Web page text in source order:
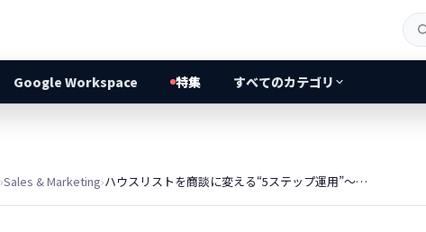
Google Workspace 特集 すべてのカテゴリ
›Sales & Marketing› ハウスリストを商談に変える“5ステップ運用”〜成果を出すマーケティング・インサイドセールス活動〜